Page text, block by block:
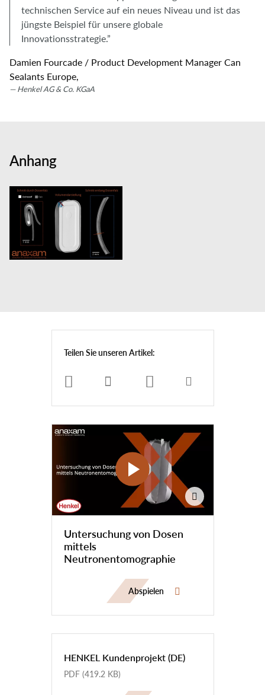
technischen Service auf ein neues Niveau und ist das
jüngste Beispiel für unsere globale
Innovationsstrategie.”
Damien Fourcade / Product Development Manager Can
Sealants Europe,
Henkel AG & Co. KGaA
Teilen Sie unseren Artikel:
Untersuchung von Dosen
mittels
Neutronentomographie
Abspielen
HENKEL Kundenprojekt (DE)
PDF (419.2 KB)
Anhang